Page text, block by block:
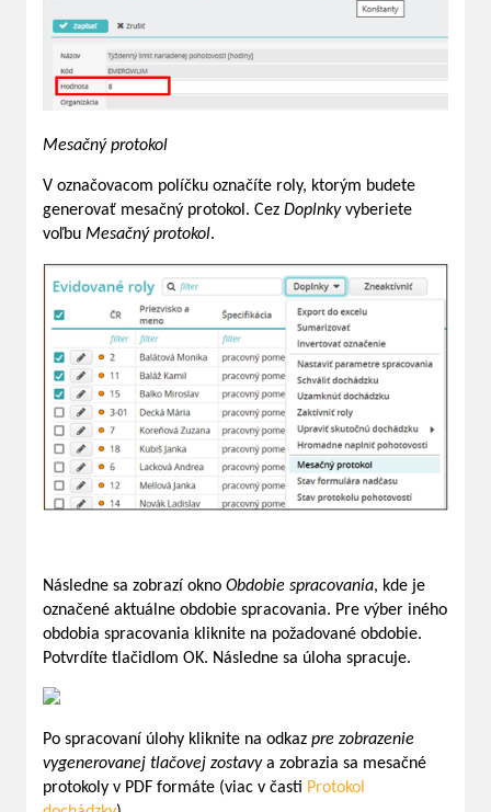
Mesačný protokol
V označovacom políčku označíte roly, ktorým budete
generovať mesačný protokol. Cez Doplnkyvyberiete
voľbu Mesačný protokol.
Následne sa zobrazí okno Obdobie spracovania, kde je
označené aktuálne obdobie spracovania. Pre výber iného
obdobia spracovania kliknite na požadované obdobie.
Potvrdíte tlačidlom OK. Následne sa úloha spracuje.
Po spracovaní úlohy kliknite na odkaz pre zobrazenie
vygenerovanej tlačovej zostavya zobrazia sa mesačné
protokoly v PDF formáte (viac v časti Protokol